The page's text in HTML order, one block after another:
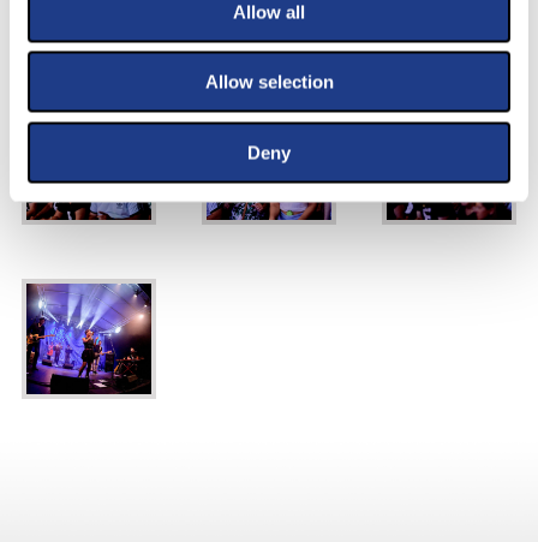
Allow all
Allow selection
Deny